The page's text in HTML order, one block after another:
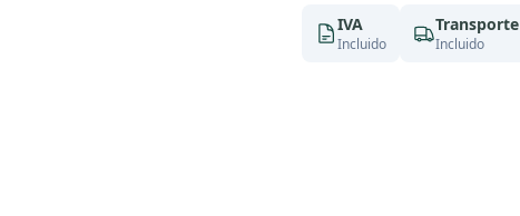
IVA
Incluido
Transporte
Incluido